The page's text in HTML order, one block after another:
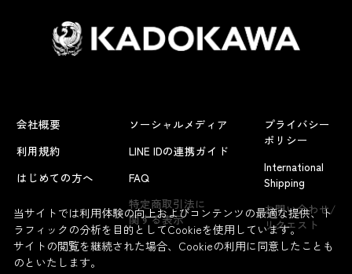
会社概要
利用規約
はじめての方へ
ソーシャルメディア
LINE IDの連携ガイド
FAQ
特定商取引法に
関する表示
プライバシー
ポリシー
International
Shipping
お問い合わせ/
リクエスト
当サイトでは利用体験の向上およびコンテンツの最適な提供、ト
ラフィックの分析を目的としてCookieを使用しています。
サイトの閲覧を継続された場合、Cookieの利用に同意したことも
のといたします。